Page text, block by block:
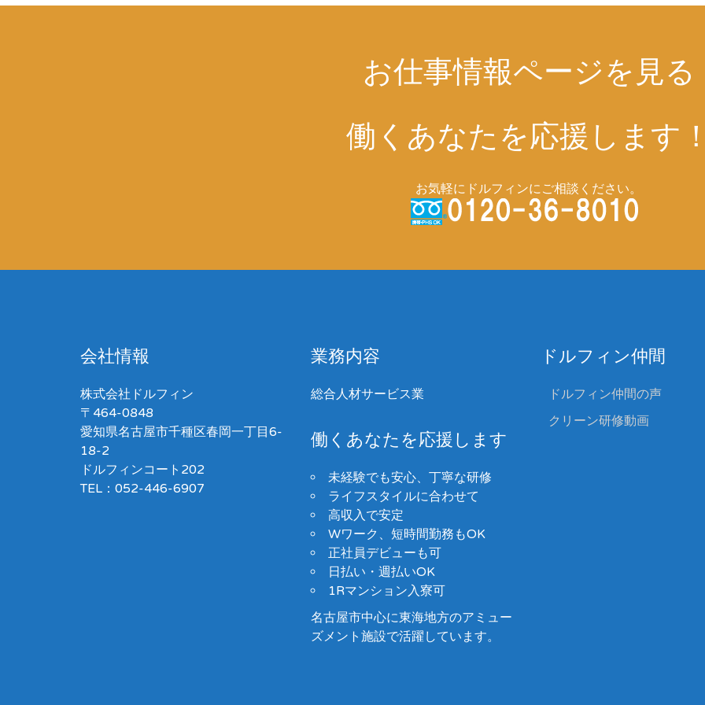
お仕事情報ページを見る
働くあなたを応援します
お気軽にドルフィンにご相談ください。
会社情報
株式会社ドルフィン
〒464-0848
愛知県名古屋市千種区春岡一丁目6-
18-2
ドルフィンコート202
TEL：052-446-6907
業務内容
総合人材サービス業
働くあなたを応援します
未経験でも安心、丁寧な研修
ライフスタイルに合わせて
高収入で安定
Wワーク、短時間勤務もOK
正社員デビューも可
日払い・週払いOK
1Rマンション入寮可
名古屋市中心に東海地方のアミュー
ズメント施設で活躍しています。
ドルフィン仲間
ドルフィン仲間の声
クリーン研修動画